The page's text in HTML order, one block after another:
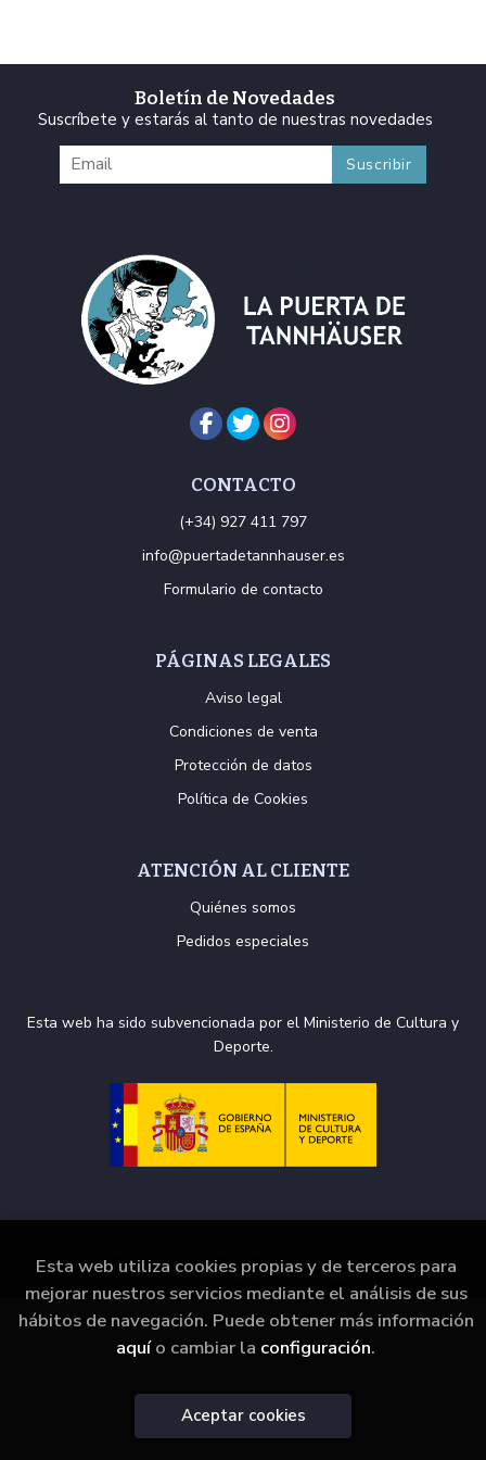
Boletín de Novedades
Suscríbete y estarás al tanto de nuestras novedades
CONTACTO
(+34) 927 411 797
info@puertadetannhauser.es
Formulario de contacto
PÁGINAS LEGALES
Aviso legal
Condiciones de venta
Protección de datos
Política de Cookies
ATENCIÓN AL CLIENTE
Quiénes somos
Pedidos especiales
Esta web ha sido subvencionada por el Ministerio de Cultura y
Deporte.
Reservados |Grupo Trevenque
Esta web utiliza cookies propias y de terceros para
mejorar nuestros servicios mediante el análisis de sus
hábitos de navegación. Puede obtener más información
aquío cambiar la configuración.
Aceptar cookies